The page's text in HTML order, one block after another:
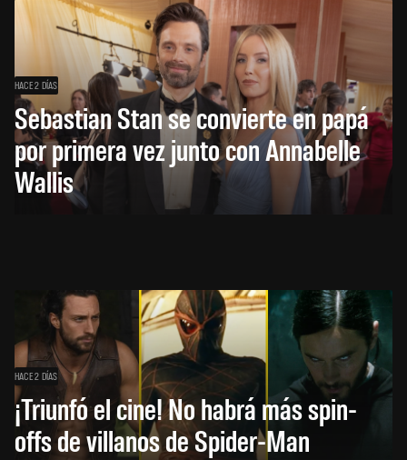
HACE 2 DÍAS
Sebastian Stan se convierte en papá
por primera vez junto con Annabelle
Wallis
HACE 2 DÍAS
¡Triunfó el cine! No habrá más spin-
offs de villanos de Spider-Man